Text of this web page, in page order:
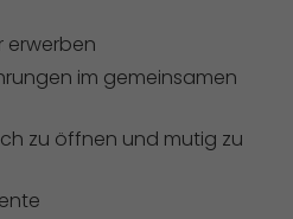
erwerben
im gemeinsamen
zu öffnen und mutig zu